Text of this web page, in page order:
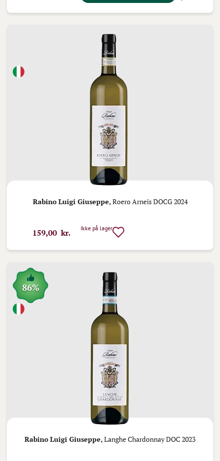
Rabino Luigi Giuseppe,Roero Arneis DOCG 2024
159,00 kr. Ikke på lager
86%
Rabino Luigi Giuseppe, Langhe Chardonnay DOC 2023